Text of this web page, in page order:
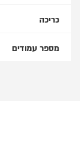
כריכה
מספר עמודים